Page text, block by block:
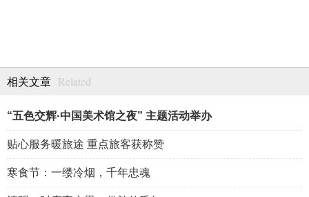
相关文章 Related
“五色交辉·中国美术馆之夜” 主题活动举办
贴心服务暖旅途 重点旅客获称赞
寒食节：一缕冷烟，千年忠魂